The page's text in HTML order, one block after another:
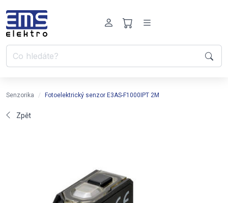
Senzorika Fotoelektrický senzor E3AS-F1000IPT 2M
Zpět